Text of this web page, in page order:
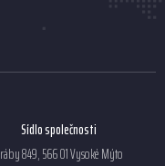
Sídlo společnosti
849, 566 01 Vysoké Mýto